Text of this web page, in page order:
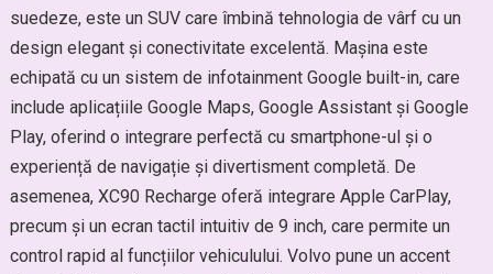
suedeze, este un SUV care îmbină tehnologia de vârf cu un
design elegant și conectivitate excelentă. Mașina este
echipată cu un sistem de infotainment Google built-in, care
include aplicațiile Google Maps, Google Assistant și Google
Play, oferind o integrare perfectă cu smartphone-ul și o
experiență de navigație și divertisment completă. De
asemenea, XC90 Recharge oferă integrare Apple CarPlay,
precum și un ecran tactil intuitiv de 9 inch, care permite un
control rapid al funcțiilor vehiculului. Volvo pune un accent